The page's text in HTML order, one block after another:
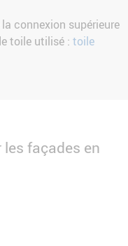
connexion supérieure
toile utilisé : toile
les façades en